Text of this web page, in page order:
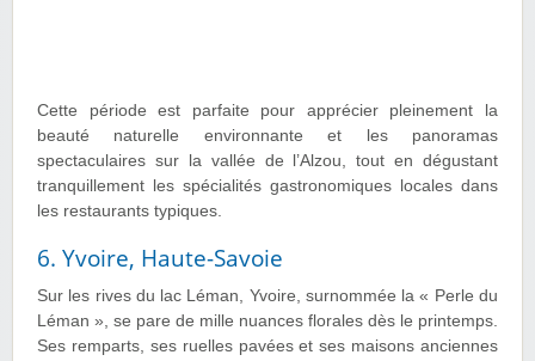
Cette période est parfaite pour apprécier pleinement la
beauté naturelle environnante et les panoramas
spectaculaires sur la vallée de l’Alzou, tout en dégustant
tranquillement les spécialités gastronomiques locales dans
les restaurants typiques.
6. Yvoire, Haute-Savoie
Sur les rives du lac Léman, Yvoire, surnommée la « Perle du
Léman », se pare de mille nuances florales dès le printemps.
Ses remparts, ses ruelles pavées et ses maisons anciennes